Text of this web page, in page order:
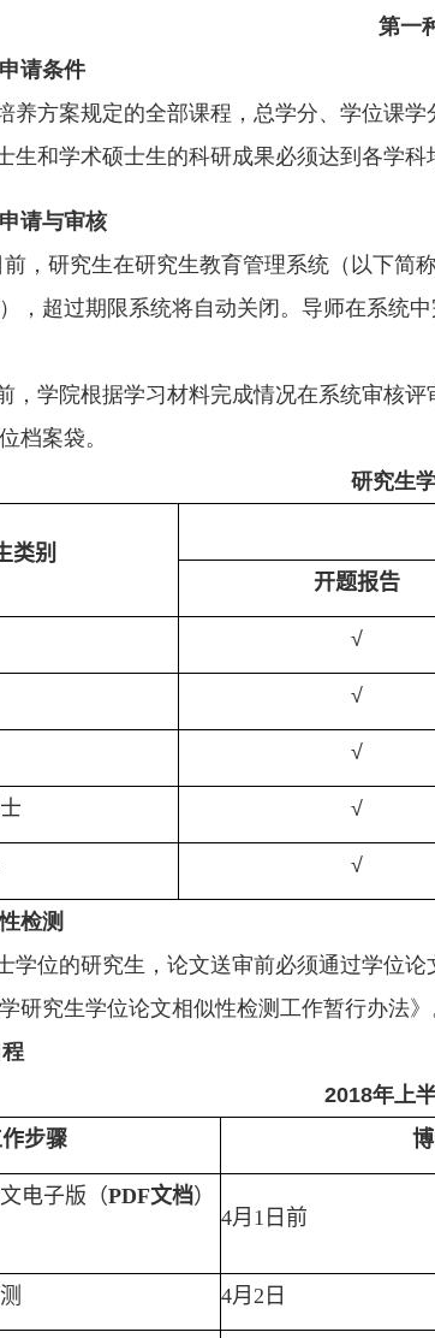
第一
请条件
养方案规定的全部课程，总学分、学位课
生和学术硕士生的科研成果必须达到各学科
请与审核
前，研究生在研究生教育管理系统（以下简
，超过期限系统将自动关闭。导师在系统
，学院根据学习材料完成情况在系统审核
档案袋。
研究生
类别
开题报告
√
√
√
√
√
检测
学位的研究生，论文送审前必须通过学位
研究生学位论文相似性检测工作暂行办法》
程
2018年上
步骤
电子版（PDF文档）
4月 1 日前
4月 2 日